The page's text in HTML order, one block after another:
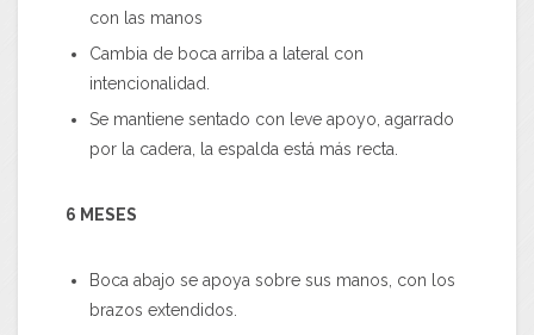
con las manos
Cambia de boca arriba a lateral con
intencionalidad.
Se mantiene sentado con leve apoyo, agarrado
por la cadera, la espalda está más recta.
6 MESES
Boca abajo se apoya sobre sus manos, con los
brazos extendidos.